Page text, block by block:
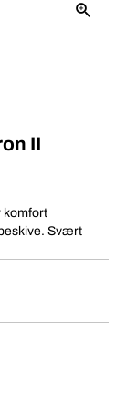
II
komfort
Svært